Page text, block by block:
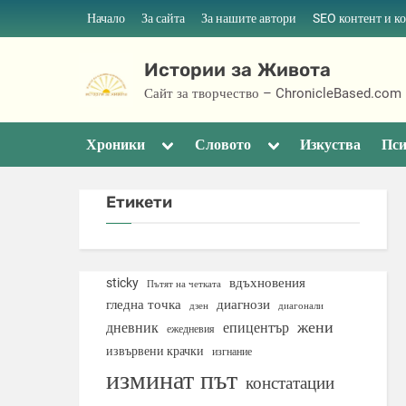
to
Начало За сайта За нашите автори SEO контент и
Истории за Живота
Сайт за творчество – ChronicleBased.com
Хроники
ToggleСловото
ToggleИзкуства
Етикети
sticky Пътят на четката
вдъхновения
гледна точка
дзен диагнози диагонали
дневник ежедневия епицентър жени
извървени крачки изгнание
изминат път констатации